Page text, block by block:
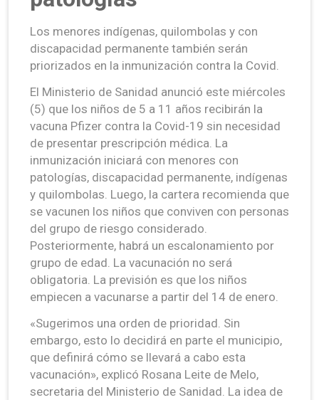
Los menores indígenas, quilombolas y con
discapacidad permanente también serán
priorizados en la inmunización contra la Covid.
El Ministerio de Sanidad anunció este miércoles
(5) que los niños de 5 a 11 años recibirán la
vacuna Pfizer contra la Covid-19 sin necesidad
de presentar prescripción médica. La
inmunización iniciará con menores con
patologías, discapacidad permanente, indígenas
y quilombolas. Luego, la cartera recomienda que
se vacunen los niños que conviven con personas
del grupo de riesgo considerado.
Posteriormente, habrá un escalonamiento por
grupo de edad. La vacunación no será
obligatoria. La previsión es que los niños
empiecen a vacunarse a partir del 14 de enero.
«Sugerimos una orden de prioridad. Sin
embargo, esto lo decidirá en parte el municipio,
que definirá cómo se llevará a cabo esta
vacunación», explicó Rosana Leite de Melo,
secretaria del Ministerio de Sanidad. La idea de